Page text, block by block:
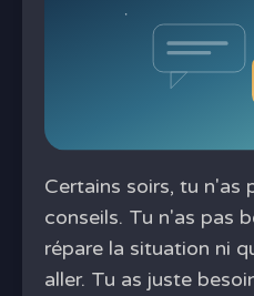
Certains soirs, tu n'as
conseils. Tu n'as pas
répare la situation ni
aller. Tu as juste